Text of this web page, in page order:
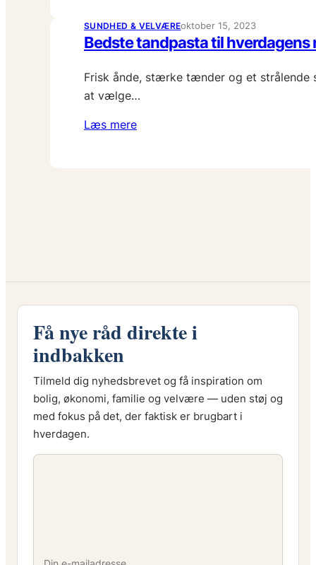
SUNDHED & VELVÆREoktober 15, 2023
Bedste tandpasta til hverdagens
Frisk ånde, stærke tænder og et strålende
at vælge…
Læs mere
Få nye råd direkte i
indbakken
Tilmeld dig nyhedsbrevet og få inspiration om
bolig, økonomi, familie og velvære — uden støj og
med fokus på det, der faktisk er brugbart i
hverdagen.